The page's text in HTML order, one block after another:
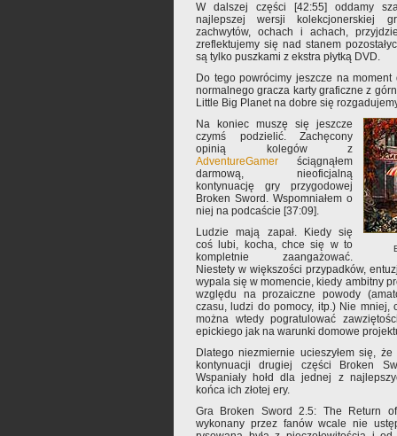
W dalszej części [42:55] oddamy
najlepszej wersji kolekcjonerskiej
zachwytów, ochach i achach,
zreflektujemy się nad stanem
są tylko puszkami z ekstra płytką DVD.
Do tego powrócimy jeszcze na
normalnego gracza karty graficzne z
Little Big Planet na dobre się
Na koniec muszę się jeszcze
czymś podzielić. Zachęcony
opinią kolegów z
AdventureGamer ściągnąłem
darmową, nieoficjalną
kontynuację gry przygodowej
Broken Sword. Wspomniałem o
niej na podcaście [37:09].
Ludzie mają zapał. Kiedy się
coś lubi, kocha, chce się w to
kompletnie zaangażować.
Niestety w większości przypadków,
wypala się w momencie, kiedy ambitny
względu na prozaiczne powody
czasu, ludzi do pomocy, itp.) Nie mniej,
można wtedy pogratulować
epickiego jak na warunki domowe
Dlatego niezmiernie ucieszyłem się,
kontynuacji drugiej części Broken
Wspaniały hołd dla jednej z
końca ich złotej ery.
Gra Broken Sword 2.5: The Return
wykonany przez fanów wcale nie